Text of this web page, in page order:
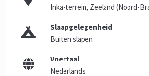
Inka-terrein, Zeeland (Noord-
Slaapgelegenheid
Buiten slapen
Voertaal
Nederlands